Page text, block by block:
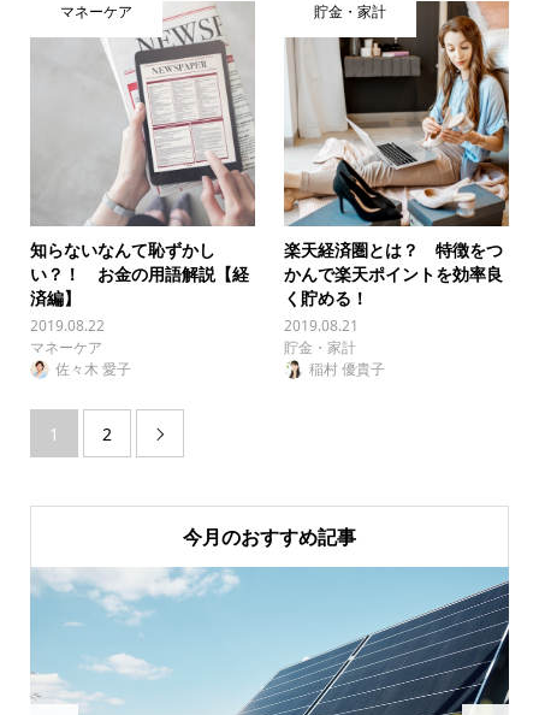
マネーケア
知らないなんて恥ずかし
い？！ お金の用語解説【経
済編】
2019.08.22
マネーケア
佐々木 愛子
貯金・家計
楽天経済圏とは？ 特徴をつ
かんで楽天ポイントを効率良
く貯める！
2019.08.21
貯金・家計
稲村 優貴子
1 2 
今月のおすすめ記事